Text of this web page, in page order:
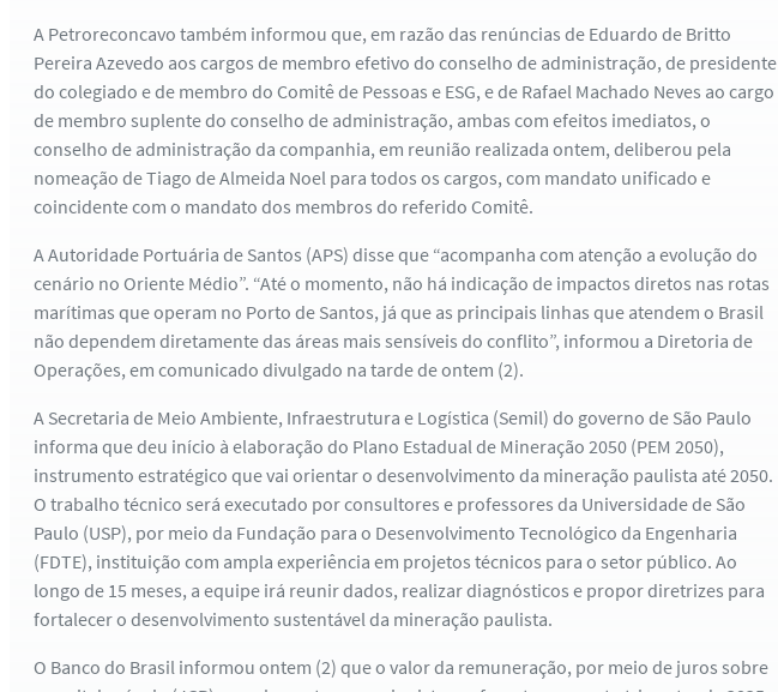
A Petroreconcavo também informou que, em razão das renúncias de Eduardo de Britto
Pereira Azevedo aos cargos de membro efetivo do conselho de administração, de presidente
do colegiado e de membro do Comitê de Pessoas e ESG, e de Rafael Machado Neves ao cargo
de membro suplente do conselho de administração, ambas com efeitos imediatos, o
conselho de administração da companhia, em reunião realizada ontem, deliberou pela
nomeação de Tiago de Almeida Noel para todos os cargos, com mandato unificado e
coincidente com o mandato dos membros do referido Comitê.
A Autoridade Portuária de Santos (APS) disse que “acompanha com atenção a evolução do
cenário no Oriente Médio”. “Até o momento, não há indicação de impactos diretos nas rotas
marítimas que operam no Porto de Santos, já que as principais linhas que atendem o Brasil
não dependem diretamente das áreas mais sensíveis do conflito”, informou a Diretoria de
Operações, em comunicado divulgado na tarde de ontem (2).
A Secretaria de Meio Ambiente, Infraestrutura e Logística (Semil) do governo de São Paulo
informa que deu início à elaboração do Plano Estadual de Mineração 2050 (PEM 2050),
instrumento estratégico que vai orientar o desenvolvimento da mineração paulista até 2050.
O trabalho técnico será executado por consultores e professores da Universidade de São
Paulo (USP), por meio da Fundação para o Desenvolvimento Tecnológico da Engenharia
(FDTE), instituição com ampla experiência em projetos técnicos para o setor público. Ao
longo de 15 meses, a equipe irá reunir dados, realizar diagnósticos e propor diretrizes para
fortalecer o desenvolvimento sustentável da mineração paulista.
O Banco do Brasil informou ontem (2) que o valor da remuneração, por meio de juros sobre